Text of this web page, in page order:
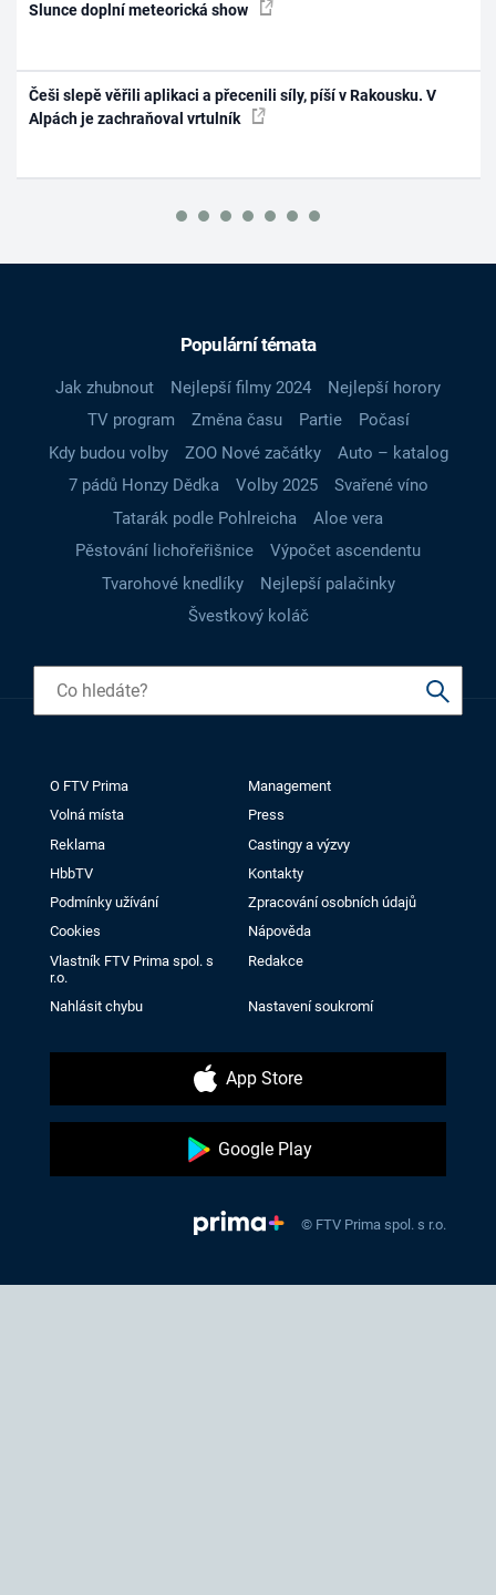
Slunce doplní meteorická show
Češi slepě věřili aplikaci a přecenili síly, píší v Rakousku. V
Alpách je zachraňoval vrtulník
Populární témata
Jak zhubnout Nejlepší filmy 2024
Nejlepší horory
TV program
Změna času Partie
Počasí
Kdy budou volby
ZOO Nové začátky
Auto – katalog
7 pádů Honzy Dědka
Volby 2025
Svařené víno
Tatarák podle Pohlreicha
Aloe vera
Pěstování lichořeřišnice
Výpočet ascendentu
Tvarohové knedlíky
Nejlepší palačinky
Švestkový koláč
O FTV Prima
Management
Volná místa
Press
Reklama
Castingy a výzvy
HbbTV
Kontakty
Podmínky užívání
Zpracování osobních údajů
Cookies
Nápověda
Vlastník FTV Prima spol. s
r.o.
Redakce
Nahlásit chybu Nastavení soukromí
App Store
Google Play
© FTV Prima spol. s r.o.